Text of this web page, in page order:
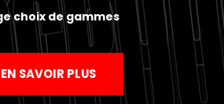
choix de gammes
EN SAVOIR PLUS